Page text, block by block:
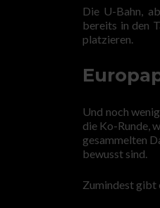
Die U-Bahn,
bereits in den
platzieren.
Und noch
die Ko-Runde,
gesammelten
bewusst sind.
Zumindest gibt